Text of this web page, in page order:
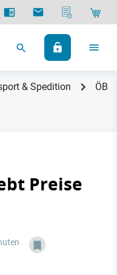
& Spedition
Preise